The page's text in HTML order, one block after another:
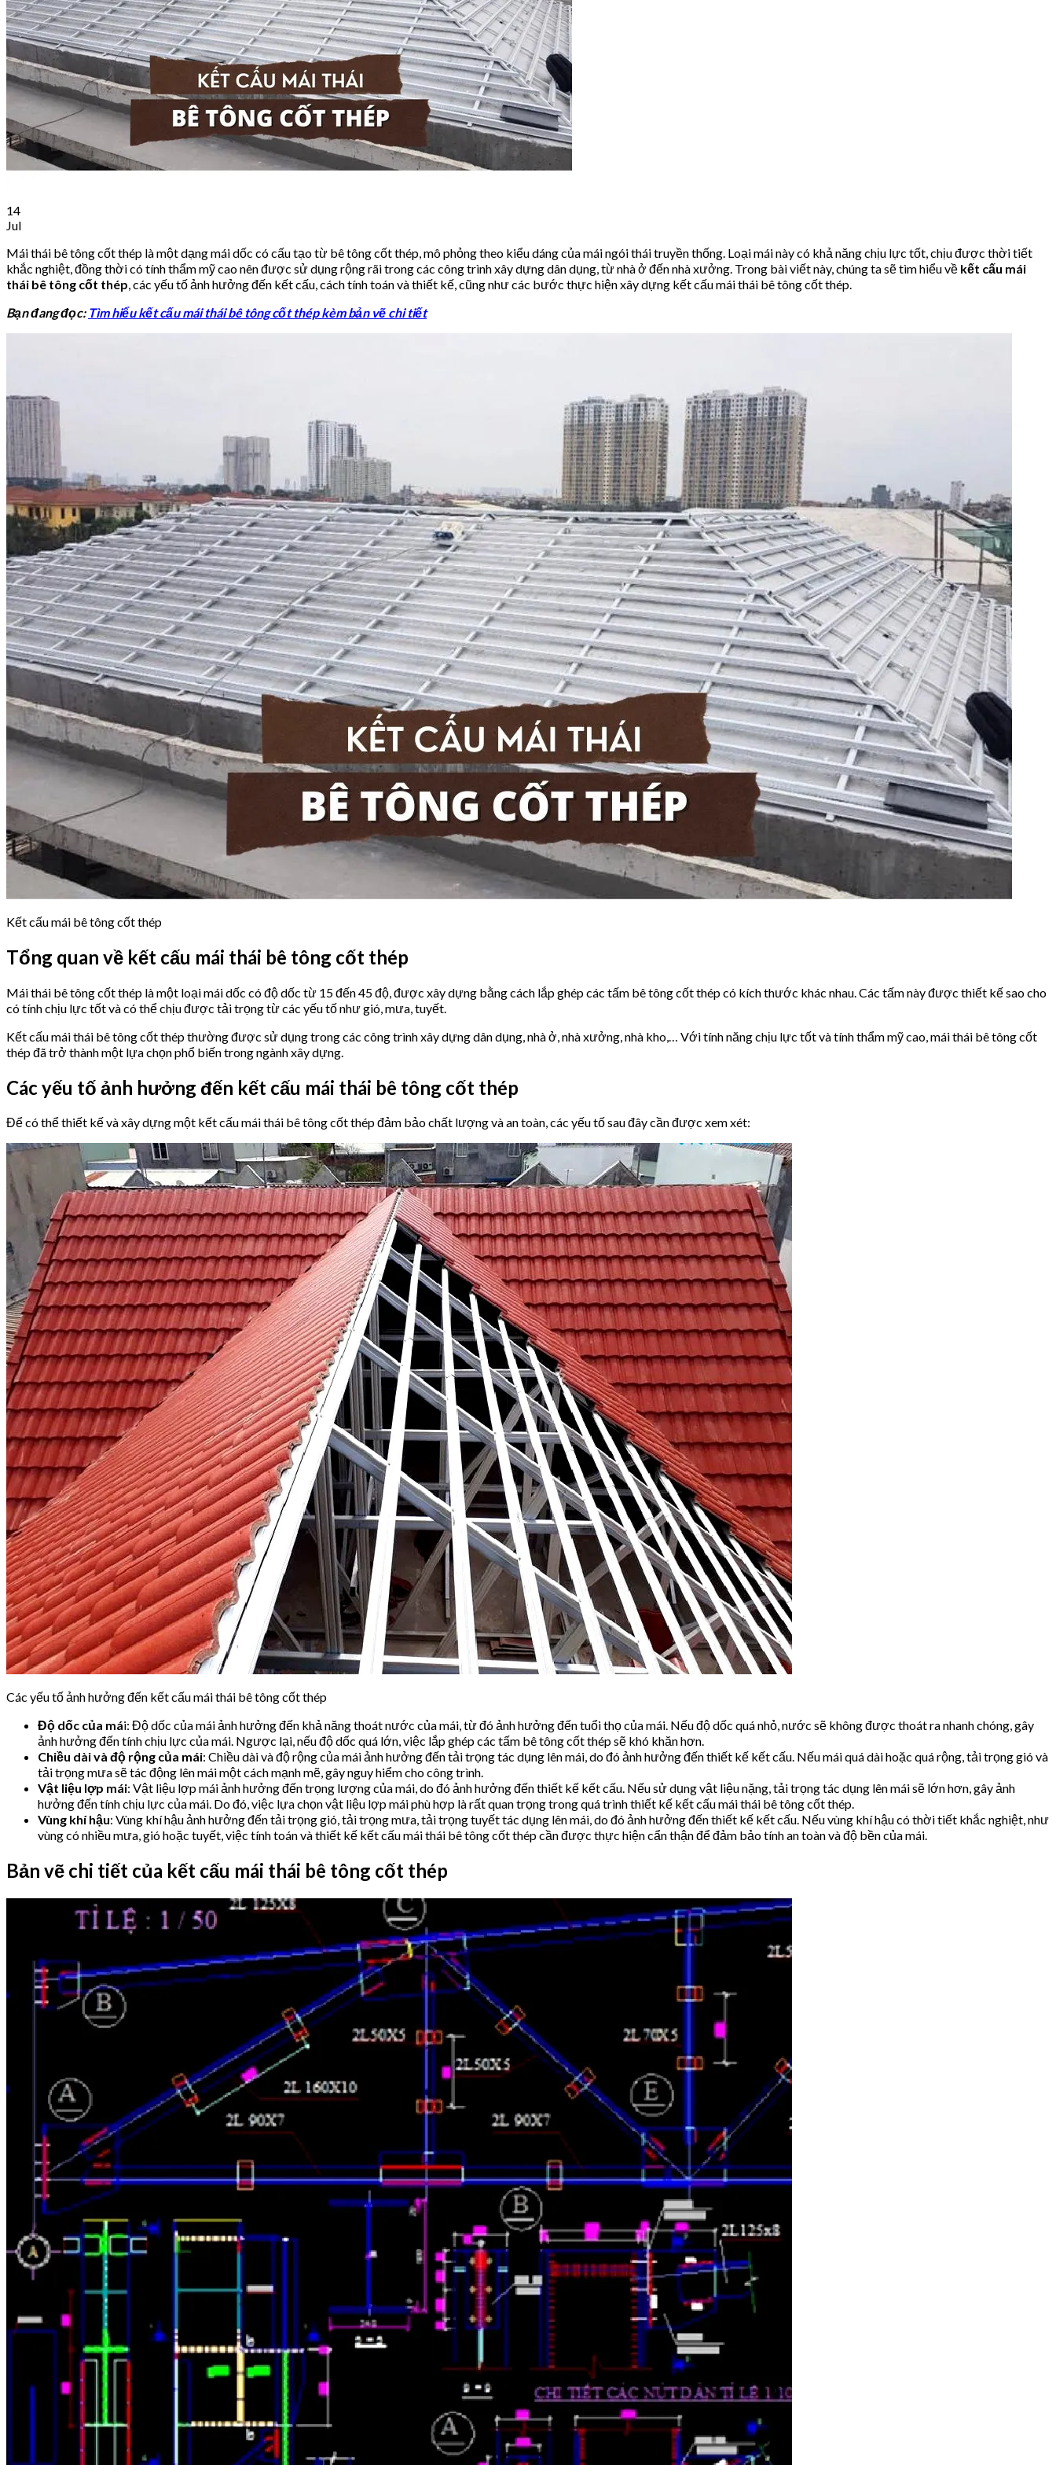
14
Jul
Mái thái bê tông cốt thép là một dạng mái dốc có cấu tạo từ bê tông cốt thép, mô phỏng theo kiểu dáng của mái ngói thái truyền thống. Loại mái này có khả năng chịu lực tốt, chịu được thời tiết
khắc nghiệt, đồng thời có tính thẩm mỹ cao nên được sử dụng rộng rãi trong các công trình xây dựng dân dụng, từ nhà ở đến nhà xưởng. Trong bài viết này, chúng ta sẽ tìm hiểu về kết cấu mái
thái bê tông cốt thép, các yếu tố ảnh hưởng đến kết cấu, cách tính toán và thiết kế, cũng như các bước thực hiện xây dựng kết cấu mái thái bê tông cốt thép.
Bạn đang đọc: Tìm hiểu kết cấu mái thái bê tông cốt thép kèm bản vẽ chi tiết
Kết cấu mái bê tông cốt thép
Tổng quan về kết cấu mái thái bê tông cốt thép
Mái thái bê tông cốt thép là một loại mái dốc có độ dốc từ 15 đến 45 độ, được xây dựng bằng cách lắp ghép các tấm bê tông cốt thép có kích thước khác nhau. Các tấm này được thiết kế sao cho
có tính chịu lực tốt và có thể chịu được tải trọng từ các yếu tố như gió, mưa, tuyết.
Kết cấu mái thái bê tông cốt thép thường được sử dụng trong các công trình xây dựng dân dụng, nhà ở, nhà xưởng, nhà kho,… Với tính năng chịu lực tốt và tính thẩm mỹ cao, mái thái bê tông cốt
thép đã trở thành một lựa chọn phổ biến trong ngành xây dựng.
Các yếu tố ảnh hưởng đến kết cấu mái thái bê tông cốt thép
Để có thể thiết kế và xây dựng một kết cấu mái thái bê tông cốt thép đảm bảo chất lượng và an toàn, các yếu tố sau đây cần được xem xét:
Các yếu tố ảnh hưởng đến kết cấu mái thái bê tông cốt thép
Độ dốc của mái: Độ dốc của mái ảnh hưởng đến khả năng thoát nước của mái, từ đó ảnh hưởng đến tuổi thọ của mái. Nếu độ dốc quá nhỏ, nước sẽ không được thoát ra nhanh chóng, gây
ảnh hưởng đến tính chịu lực của mái. Ngược lại, nếu độ dốc quá lớn, việc lắp ghép các tấm bê tông cốt thép sẽ khó khăn hơn.
Chiều dài và độ rộng của mái: Chiều dài và độ rộng của mái ảnh hưởng đến tải trọng tác dụng lên mái, do đó ảnh hưởng đến thiết kế kết cấu. Nếu mái quá dài hoặc quá rộng, tải trọng gió và
tải trọng mưa sẽ tác động lên mái một cách mạnh mẽ, gây nguy hiểm cho công trình.
Vật liệu lợp mái: Vật liệu lợp mái ảnh hưởng đến trọng lượng của mái, do đó ảnh hưởng đến thiết kế kết cấu. Nếu sử dụng vật liệu nặng, tải trọng tác dụng lên mái sẽ lớn hơn, gây ảnh
hưởng đến tính chịu lực của mái. Do đó, việc lựa chọn vật liệu lợp mái phù hợp là rất quan trọng trong quá trình thiết kế kết cấu mái thái bê tông cốt thép.
Vùng khí hậu: Vùng khí hậu ảnh hưởng đến tải trọng gió, tải trọng mưa, tải trọng tuyết tác dụng lên mái, do đó ảnh hưởng đến thiết kế kết cấu. Nếu vùng khí hậu có thời tiết khắc nghiệt, như
vùng có nhiều mưa, gió hoặc tuyết, việc tính toán và thiết kế kết cấu mái thái bê tông cốt thép cần được thực hiện cẩn thận để đảm bảo tính an toàn và độ bền của mái.
Bản vẽ chi tiết của kết cấu mái thái bê tông cốt thép